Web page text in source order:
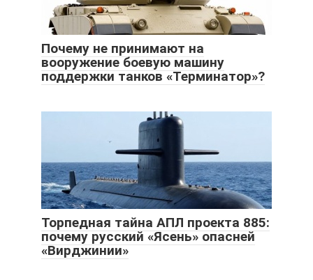
Почему не принимают на
вооружение боевую машину
поддержки танков «Терминатор»?
Торпедная тайна АПЛ проекта 885:
почему русский «Ясень» опасней
«Вирджинии»